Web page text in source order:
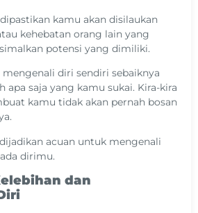
kamu akan disilaukan
kehebatan orang lain yang
potensi yang dimiliki.
diri sendiri sebaiknya
apa saja yang kamu sukai. Kira-kira
kamu tidak akan pernah bosan
acuan untuk mengenali
dirimu.
dan